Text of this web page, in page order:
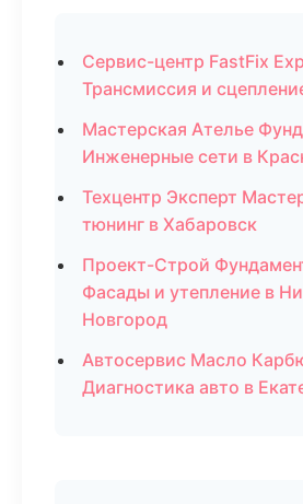
Сервис-центр FastFix
Трансмиссия и
Мастерская Ателье
Инженерные сети в
Техцентр Эксперт
тюнинг в Хабаровск
Проект-Строй
Фасады и утепление в
Новгород
Автосервис Масло
Диагностика авто в